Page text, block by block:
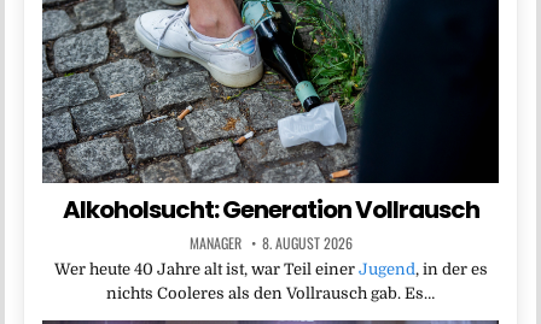
Alkoholsucht: Generation Vollrausch
MANAGER 8. AUGUST 2026
Wer heute 40 Jahre alt ist, war Teil einer Jugend, in der es
nichts Cooleres als den Vollrausch gab. Es…